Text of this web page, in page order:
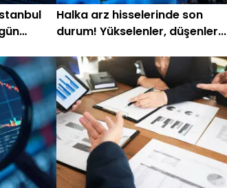
Halka arz hisselerinde son
durum! Yükselenler, düşenler...